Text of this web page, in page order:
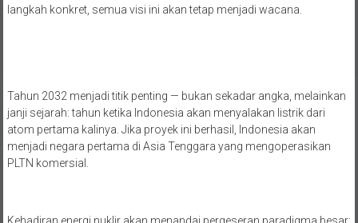
langkah konkret, semua visi ini akan tetap menjadi wacana.
Tahun 2032 menjadi titik penting — bukan sekadar angka, melainkan
janji sejarah: tahun ketika Indonesia akan menyalakan listrik dari
atom pertama kalinya. Jika proyek ini berhasil, Indonesia akan
menjadi negara pertama di Asia Tenggara yang mengoperasikan
PLTN komersial.
Kehadiran energi nuklir akan menandai pergeseran paradigma besar: